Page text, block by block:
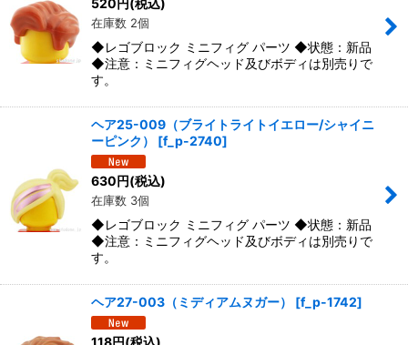
520円(税込)
在庫数 2個
◆レゴブロック ミニフィグ パーツ ◆状態：新品
◆注意：ミニフィグヘッド及びボディは別売りで
す。
ヘア25-009（ブライトライトイエロー/シャイニ
ーピンク）
[f_p-2740]
630円(税込)
在庫数 3個
◆レゴブロック ミニフィグ パーツ ◆状態：新品
◆注意：ミニフィグヘッド及びボディは別売りで
す。
ヘア27-003（ミディアムヌガー） [f_p-1742]
118円(税込)